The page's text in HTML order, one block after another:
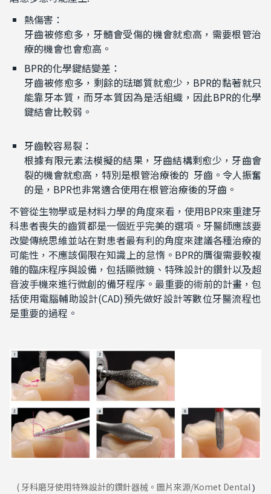
熱傷害：
牙齒被修愈多，牙髓會受傷的機會就愈高，需要根管治
療的機會也會愈高。
BPR的化學鍵結變差：
牙齒被修愈多，剩餘的琺瑯質就愈少，BPR的黏著就只
能靠牙本質，而牙本質因為是活組織，因此BPR的化學
鍵結會比較弱。
牙齒較容易裂：
根據有限元素法模擬的結果，牙齒結構剩愈少，牙齒會
裂的機會就愈高，特別是根管治療後的 牙齒。令人振奮
的是，BPR也非常適合使用在根管治療後的牙齒。
不管從生物學或是材料力學的角度來看，使用BPR來重建牙
科患者喪失的齒質都是一個近乎完美的選項。牙醫師應該要
改變傳統思維並站在對患者最有利的角度來建議各種治療的
可能性，不應該侷限在知識上的怠惰。BPR的贋復需要較複
雜的臨床程序與設備，包括顯微鏡、特殊設計的鑽針以及超
音波手機來進行微創的備牙程序。最重要的術前的計畫，包
括使用電腦輔助設計(CAD)預先做好設計等數位牙醫流程也
是重要的過程。
( 牙科磨牙使用特殊設計的鑽針器械。圖片來源/Komet Dental )